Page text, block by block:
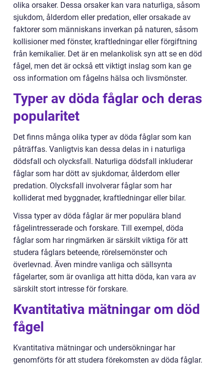
olika orsaker. Dessa orsaker kan vara naturliga, såsom
sjukdom, ålderdom eller predation, eller orsakade av
faktorer som människans inverkan på naturen, såsom
kollisioner med fönster, kraftledningar eller förgiftning
från kemikalier. Det är en melankolisk syn att se en död
fågel, men det är också ett viktigt inslag som kan ge
oss information om fågelns hälsa och livsmönster.
Typer av döda fåglar och deras
popularitet
Det finns många olika typer av döda fåglar som kan
påträffas. Vanligtvis kan dessa delas in i naturliga
dödsfall och olycksfall. Naturliga dödsfall inkluderar
fåglar som har dött av sjukdomar, ålderdom eller
predation. Olycksfall involverar fåglar som har
kolliderat med byggnader, kraftledningar eller bilar.
Vissa typer av döda fåglar är mer populära bland
fågelintresserade och forskare. Till exempel, döda
fåglar som har ringmärken är särskilt viktiga för att
studera fåglars beteende, rörelsemönster och
överlevnad. Även mindre vanliga och sällsynta
fågelarter, som är ovanliga att hitta döda, kan vara av
särskilt stort intresse för forskare.
Kvantitativa mätningar om död
fågel
Kvantitativa mätningar och undersökningar har
genomförts för att studera förekomsten av döda fåglar.